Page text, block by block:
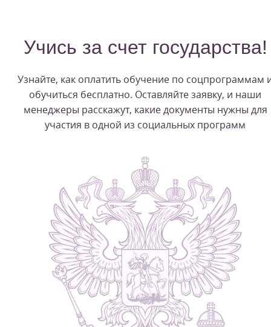
Учись за счет государства!
Узнайте, как оплатить обучение по соцпрограммам
обучиться бесплатно. Оставляйте заявку, и наши
менеджеры расскажут, какие документы нужны для
участия в одной из социальных программ